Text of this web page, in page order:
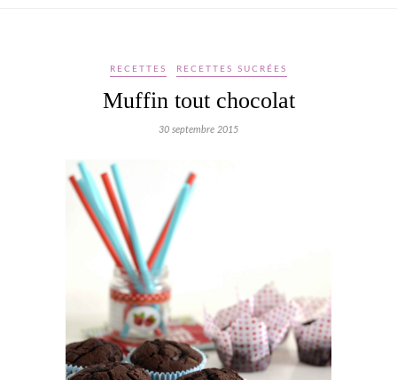
RECETTES RECETTES SUCRÉES
Muffin tout chocolat
30 septembre 2015